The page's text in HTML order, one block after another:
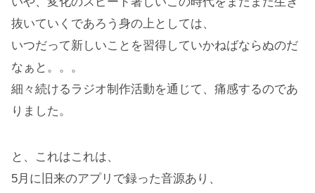
抜いていくであろう身の上としては、
いつだって新しいことを習得していかねばならぬのだ
なぁと。。。
細々続けるラジオ制作活動を通じて、痛感するのであ
りました。
と、これはこれは、
5月に旧来のアプリで録った音源あり、